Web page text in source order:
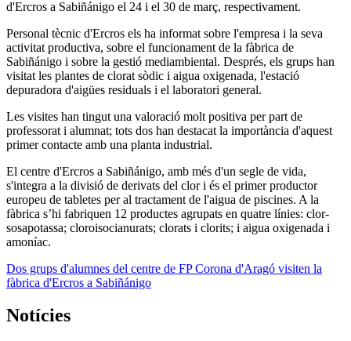
d'Ercros a Sabiñánigo el 24 i el 30 de març, respectivament.
Personal tècnic d'Ercros els ha informat sobre l'empresa i la seva
activitat productiva, sobre el funcionament de la fàbrica de
Sabiñánigo i sobre la gestió mediambiental. Després, els grups han
visitat les plantes de clorat sòdic i aigua oxigenada, l'estació
depuradora d'aigües residuals i el laboratori general.
Les visites han tingut una valoració molt positiva per part de
professorat i alumnat; tots dos han destacat la importància d'aquest
primer contacte amb una planta industrial.
El centre d'Ercros a Sabiñánigo, amb més d'un segle de vida,
s'integra a la divisió de derivats del clor i és el primer productor
europeu de tabletes per al tractament de l'aigua de piscines. A la
fàbrica s’hi fabriquen 12 productes agrupats en quatre línies: clor-
sosapotassa; cloroisocianurats; clorats i clorits; i aigua oxigenada i
amoníac.
Dos grups d'alumnes del centre de FP Corona d'Aragó visiten la
fàbrica d'Ercros a Sabiñánigo
Notícies